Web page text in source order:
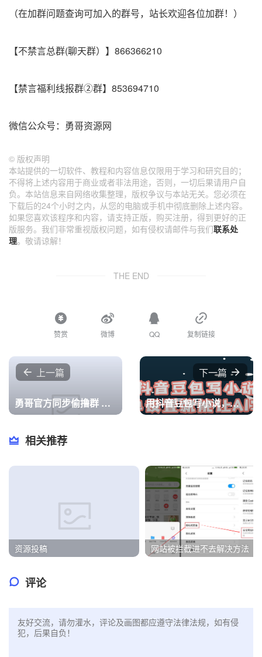
（在加群问题查询可加入的群号，站长欢迎各位加群！）
【不禁言总群(聊天群）】866366210
【禁言福利线报群②群】853694710
微信公众号：勇哥资源网
© 版权声明
本站提供的一切软件、教程和内容信息仅限用于学习和研究目的；
不得将上述内容用于商业或者非法用途，否则，一切后果请用户自
负。本站信息来自网络收集整理，版权争议与本站无关。您必须在
下载后的24个小时之内，从您的电脑或手机中彻底删除上述内容。
如果您喜欢该程序和内容，请支持正版，购买注册，得到更好的正
版服务。我们非常重视版权问题，如有侵权请邮件与我们联系处
理。敬请谅解！
THE END
赞赏 微博 QQ 复制链接
上一篇
勇哥官方同步偷撸群 撸各种实物、话费、红包
下一篇
用抖音豆包写小说，简单设置就能让 AI 写作帮你每天变现 500+
相关推荐
资源投稿 网站被拦截进不去解决方法
评论